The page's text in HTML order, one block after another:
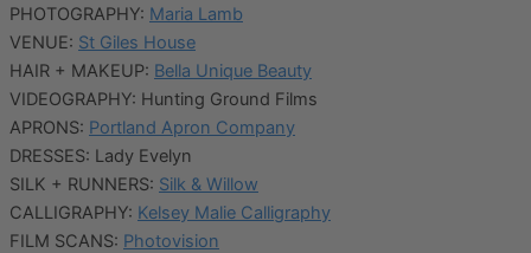
PHOTOGRAPHY: Maria Lamb
VENUE: St Giles House
HAIR + MAKEUP: Bella Unique Beauty
VIDEOGRAPHY: Hunting Ground Films
APRONS: Portland Apron Company
DRESSES: Lady Evelyn
SILK + RUNNERS: Silk & Willow
CALLIGRAPHY: Kelsey Malie Calligraphy
FILM SCANS: Photovision